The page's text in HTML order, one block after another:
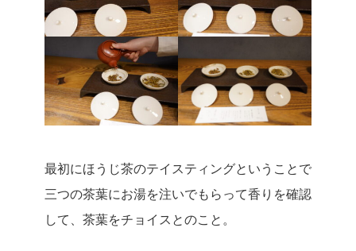
最初にほうじ茶のテイスティングということで
三つの茶葉にお湯を注いでもらって香りを確認
して、茶葉をチョイスとのこと。